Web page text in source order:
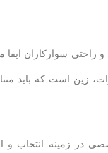
سوارکاران ایفا
زین است که باید
زمینه انتخاب و